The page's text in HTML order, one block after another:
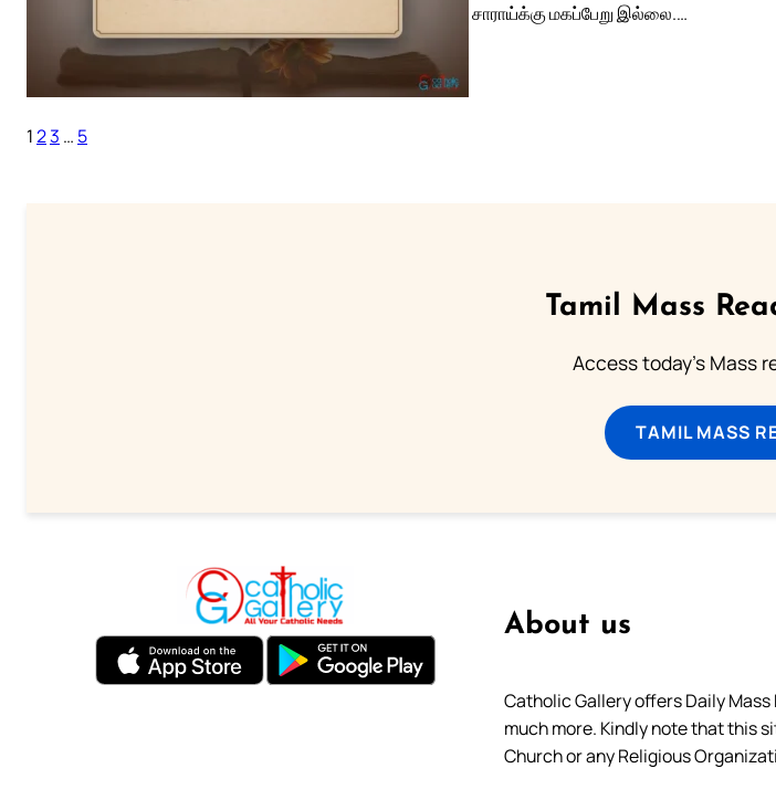
மனைவி சாராய்க்கு மகப்பேறு இல்லை.…
123 … 5
Tamil Mass
Access today's Mass
TAMIL MASS
About us
Catholic Gallery offers Daily
much more. Kindly note that this
Church or any Religious